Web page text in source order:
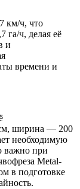
км/ч, что
га/ч, делая её
и
времени и
ширина — 200
необходимую
важно при
Metal-
в подготовке